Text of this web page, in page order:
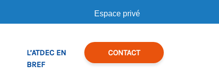
Espace privé
L’ATDEC EN
BREF
CONTACT